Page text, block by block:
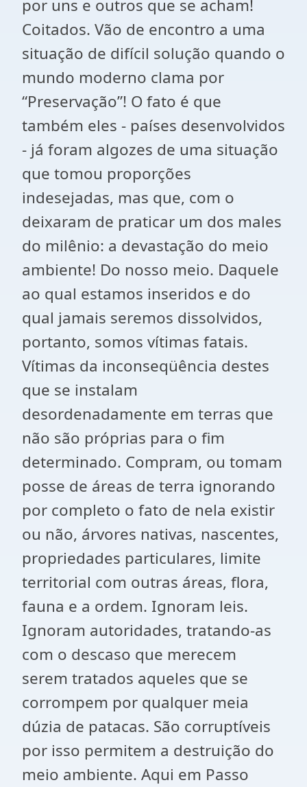
por uns e outros que se acham!
Coitados. Vão de encontro a uma
situação de difícil solução quando o
mundo moderno clama por
“Preservação”! O fato é que
também eles - países desenvolvidos
- já foram algozes de uma situação
que tomou proporções
indesejadas, mas que, com o
deixaram de praticar um dos males
do milênio: a devastação do meio
ambiente! Do nosso meio. Daquele
ao qual estamos inseridos e do
qual jamais seremos dissolvidos,
portanto, somos vítimas fatais.
Vítimas da inconseqüência destes
que se instalam
desordenadamente em terras que
não são próprias para o fim
determinado. Compram, ou tomam
posse de áreas de terra ignorando
por completo o fato de nela existir
ou não, árvores nativas, nascentes,
propriedades particulares, limite
territorial com outras áreas, flora,
fauna e a ordem. Ignoram leis.
Ignoram autoridades, tratando-as
com o descaso que merecem
serem tratados aqueles que se
corrompem por qualquer meia
dúzia de patacas. São corruptíveis
por isso permitem a destruição do
meio ambiente. Aqui em Passo